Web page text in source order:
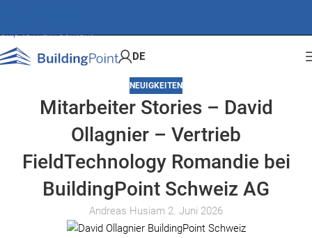
Skip to main content
DE
NEUIGKEITEN
Mitarbeiter Stories – David
Ollagnier – Vertrieb
FieldTechnology Romandie bei
BuildingPoint Schweiz AG
Andreas Husiam 2. Juni 2026